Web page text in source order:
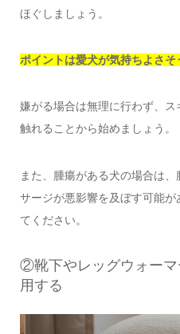
ほぐしましょう。
ポイントは愛犬が気持ちよさそ
嫌がる場合は無理に行わず、ス
触れることから始めましょう。
また、腫瘍がある犬の場合は
サージが悪影響を及ぼす可能
てください。
②靴下やレッグウォー
用する